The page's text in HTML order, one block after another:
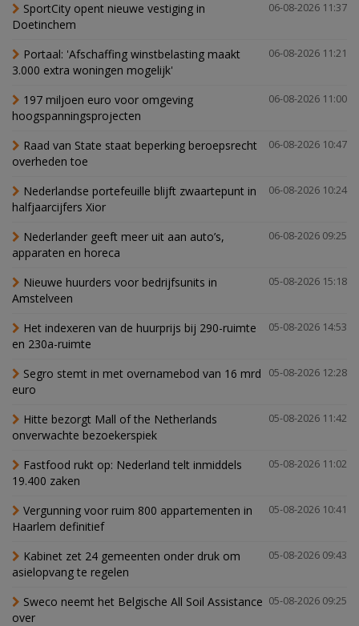
06-08-2026 11:37
SportCity opent nieuwe vestiging in
Doetinchem
06-08-2026 11:21
Portaal: 'Afschaffing winstbelasting maakt
3.000 extra woningen mogelijk'
06-08-2026 11:00
197 miljoen euro voor omgeving
hoogspanningsprojecten
06-08-2026 10:47
Raad van State staat beperking beroepsrecht
overheden toe
06-08-2026 10:24
Nederlandse portefeuille blijft zwaartepunt in
halfjaarcijfers Xior
06-08-2026 09:25
Nederlander geeft meer uit aan auto’s,
apparaten en horeca
05-08-2026 15:18
Nieuwe huurders voor bedrijfsunits in
Amstelveen
05-08-2026 14:53
Het indexeren van de huurprijs bij 290-ruimte
en 230a-ruimte
05-08-2026 12:28
Segro stemt in met overnamebod van 16 mrd
euro
05-08-2026 11:42
Hitte bezorgt Mall of the Netherlands
onverwachte bezoekerspiek
05-08-2026 11:02
Fastfood rukt op: Nederland telt inmiddels
19.400 zaken
05-08-2026 10:41
Vergunning voor ruim 800 appartementen in
Haarlem definitief
05-08-2026 09:43
Kabinet zet 24 gemeenten onder druk om
asielopvang te regelen
05-08-2026 09:25
Sweco neemt het Belgische All Soil Assistance
over